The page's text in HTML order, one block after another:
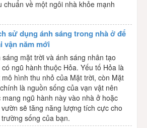
chuẩn về một ngôi nhà khỏe mạnh
sử dụng ánh sáng trong nhà ở để
vận năm mới
sáng mặt trời và ánh sáng nhân tạo
có ngũ hành thuộc Hỏa. Yếu tố Hỏa là
mô hình thu nhỏ của Mặt trời, còn Mặt
là nguồn sống của vạn vật nên
mang ngũ hành này vào nhà ở hoặc
sẽ tăng năng lượng tích cực cho
trường sống của bạn.